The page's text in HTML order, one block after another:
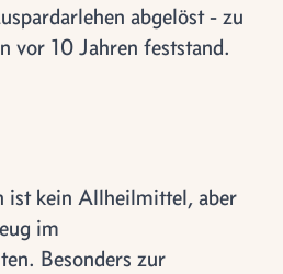
abgelöst - zu
vor 10 Jahren feststand.
ist kein Allheilmittel, aber
im
Besonders zur